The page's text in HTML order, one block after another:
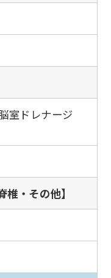
室ドレナージ
椎・その他】